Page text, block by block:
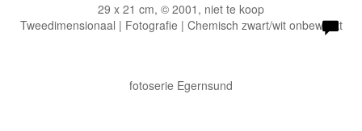
29 x 21 cm, © 2001, niet te koop
Tweedimensionaal | Fotografie | Chemisch zwart/wit onbewerkt
fotoserie Egernsund